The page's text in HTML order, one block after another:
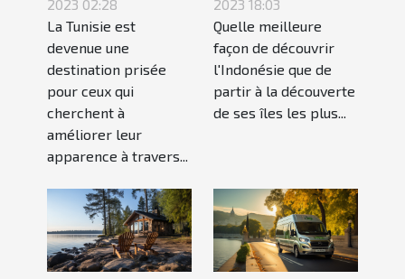
chirurgie
esthétique en
Tunisie
2023 02:28
La Tunisie est
devenue une
destination prisée
pour ceux qui
cherchent à
améliorer leur
apparence à travers...
Sulawesi : un
guide complet
pour un circuit
indépendant en
Indonésie
2023 18:03
Quelle meilleure
façon de découvrir
l'Indonésie que de
partir à la découverte
de ses îles les plus...